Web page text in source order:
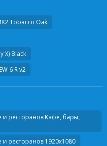
Tobacco Oak
X) Black
6 R v2
ресторанов Кафе, бары,
ресторанов 1920х1080